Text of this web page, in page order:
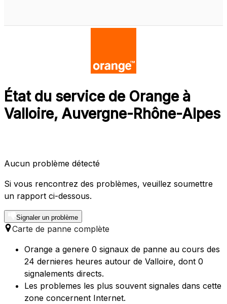
État du service de Orange à
Valloire, Auvergne-Rhône-Alpes
Aucun problème détecté
Si vous rencontrez des problèmes, veuillez soumettre
un rapport ci-dessous.
Signaler un problème
Carte de panne complète
Orange a genere 0 signaux de panne au cours des
24 dernieres heures autour de Valloire, dont 0
signalements directs.
Les problemes les plus souvent signales dans cette
zone concernent Internet.